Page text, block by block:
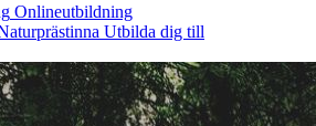
Onlineutbildning
Utbilda dig till